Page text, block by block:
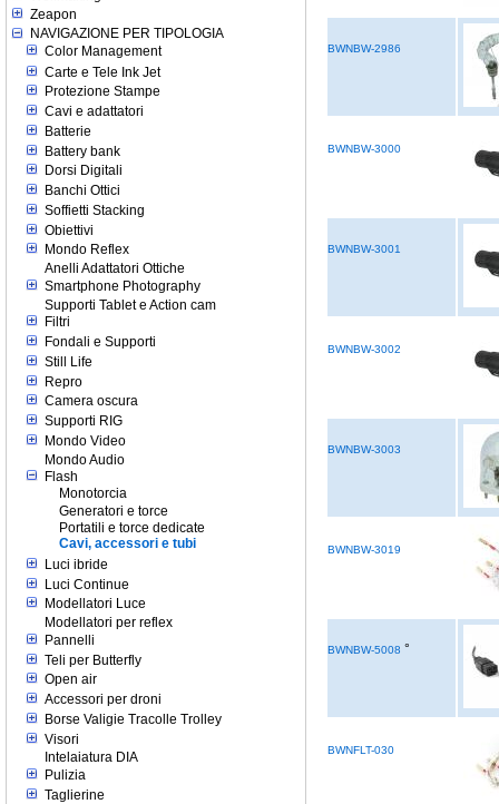
Zeapon
NAVIGAZIONE PER TIPOLOGIA
Color Management
Carte e Tele Ink Jet
Protezione Stampe
Cavi e adattatori
Batterie
Battery bank
Dorsi Digitali
Banchi Ottici
Soffietti Stacking
Obiettivi
Mondo Reflex
Anelli Adattatori Ottiche
Smartphone Photography
Supporti Tablet e Action cam
Filtri
Fondali e Supporti
Still Life
Repro
Camera oscura
Supporti RIG
Mondo Video
Mondo Audio
Flash
Monotorcia
Generatori e torce
Portatili e torce dedicate
Cavi, accessori e tubi
Luci ibride
Luci Continue
Modellatori Luce
Modellatori per reflex
Pannelli
Teli per Butterfly
Open air
Accessori per droni
Borse Valigie Tracolle Trolley
Visori
Intelaiatura DIA
Pulizia
Taglierine
BWNBW-2986
BWNBW-3000
BWNBW-3001
BWNBW-3002
BWNBW-3003
BWNBW-3019
BWNBW-5008 °
BWNFLT-030